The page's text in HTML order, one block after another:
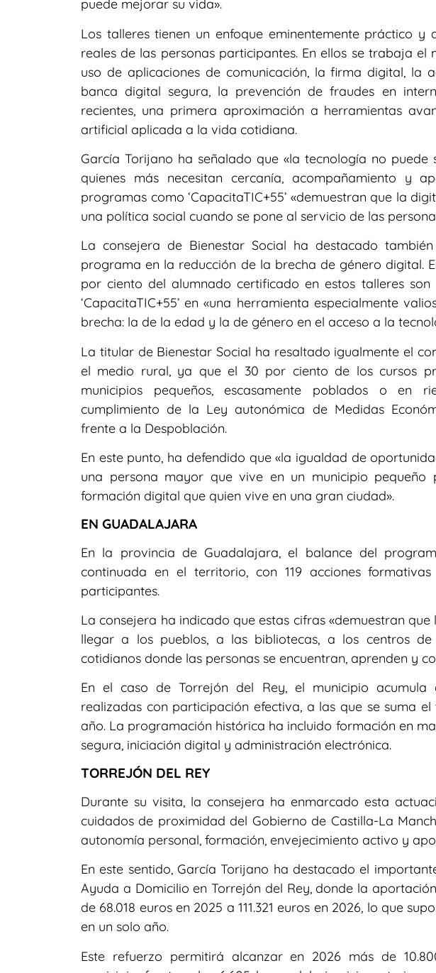
puede mejorar su vida».
Los talleres tienen un enfoque eminentemente práctico y
reales de las personas participantes. En ellos se trabaja el
uso de aplicaciones de comunicación, la firma digital, la
banca digital segura, la prevención de fraudes en
recientes, una primera aproximación a herramientas
artificial aplicada a la vida cotidiana.
García Torijano ha señalado que «la tecnología no
quienes más necesitan cercanía, acompañamiento y
programas como ‘CapacitaTIC+55’ «demuestran que la
una política social cuando se pone al servicio de las
La consejera de Bienestar Social ha destacado
programa en la reducción de la brecha de género digital.
por ciento del alumnado certificado en estos talleres
‘CapacitaTIC+55’ en «una herramienta especialmente
brecha: la de la edad y la de género en el acceso a la
La titular de Bienestar Social ha resaltado igualmente el
el medio rural, ya que el 30 por ciento de los cursos
municipios pequeños, escasamente poblados o en
cumplimiento de la Ley autonómica de Medidas
frente a la Despoblación.
En este punto, ha defendido que «la igualdad de
una persona mayor que vive en un municipio pequeño
formación digital que quien vive en una gran ciudad».
EN GUADALAJARA
En la provincia de Guadalajara, el balance del
continuada en el territorio, con 119 acciones
participantes.
La consejera ha indicado que estas cifras «demuestran
llegar a los pueblos, a las bibliotecas, a los centros
cotidianos donde las personas se encuentran, aprenden y
En el caso de Torrejón del Rey, el municipio acumula
realizadas con participación efectiva, a las que se suma
año. La programación histórica ha incluido formación en
segura, iniciación digital y administración electrónica.
TORREJÓN DEL REY
Durante su visita, la consejera ha enmarcado esta
cuidados de proximidad del Gobierno de Castilla-La
autonomía personal, formación, envejecimiento activo y
En este sentido, García Torijano ha destacado el
Ayuda a Domicilio en Torrejón del Rey, donde la
de 68.018 euros en 2025 a 111.321 euros en 2026, lo que
en un solo año.
Este refuerzo permitirá alcanzar en 2026 más de